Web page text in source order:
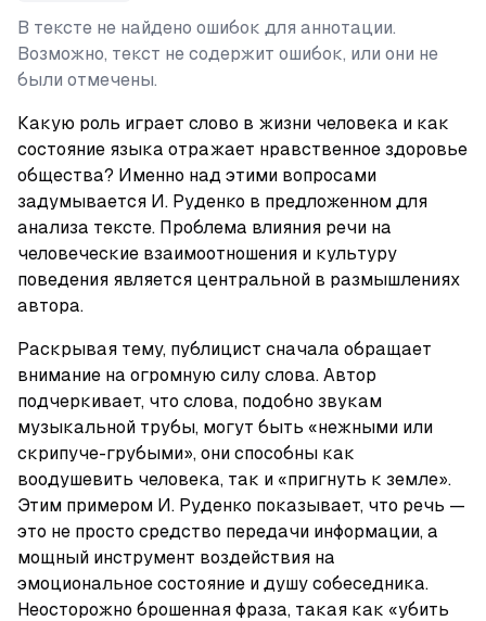
В тексте не найдено ошибок для аннотации.
Возможно, текст не содержит ошибок, или они не
были отмечены.
Какую роль играет слово в жизни человека и как
состояние языка отражает нравственное здоровье
общества? Именно над этими вопросами
задумывается И. Руденко в предложенном для
анализа тексте. Проблема влияния речи на
человеческие взаимоотношения и культуру
поведения является центральной в размышлениях
автора.
Раскрывая тему, публицист сначала обращает
внимание на огромную силу слова. Автор
подчеркивает, что слова, подобно звукам
музыкальной трубы, могут быть «нежными или
скрипуче-грубыми», они способны как
воодушевить человека, так и «пригнуть к земле».
Этим примером И. Руденко показывает, что речь —
это не просто средство передачи информации, а
мощный инструмент воздействия на
эмоциональное состояние и душу собеседника.
Неосторожно брошенная фраза, такая как «убить